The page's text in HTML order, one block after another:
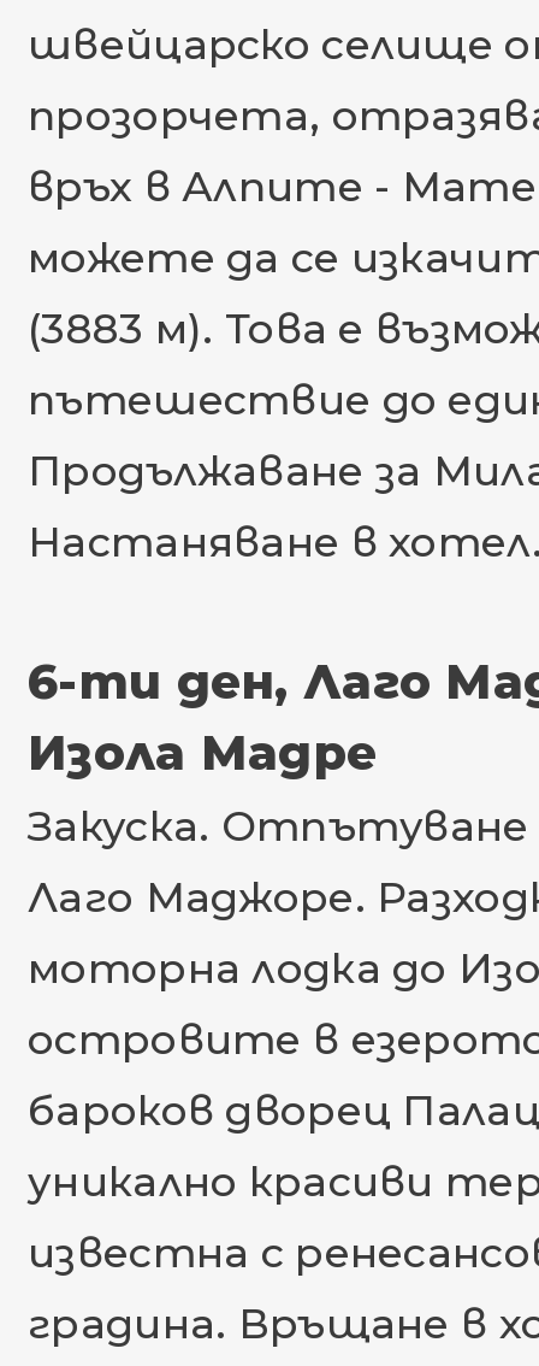
швейцарско селище
прозорчета,
връх в Алпите -
можете да се
(3883 м). Това е
пътешествие до
Продължаване за
Настаняване в
6-ти ден, Лаго
Изола Мадре
Закуска.
Лаго Маджоре.
моторна лодка до
островите в
бароков дворец
уникално красиви
известна с
градина. Връщане в